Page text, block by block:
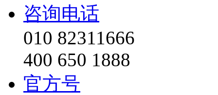
咨询电话
010 82311666
400 650 1888
官方号